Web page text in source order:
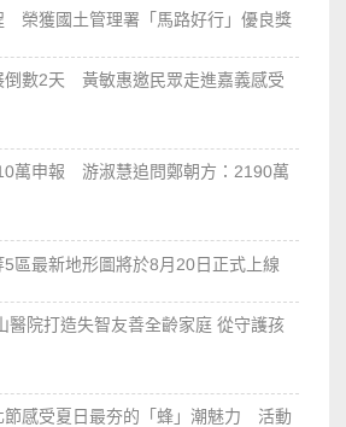
榮獲國土管理署「馬路好行」優良獎
倒數2天 黃敏惠邀民眾走進嘉義感受
萬申報 游淑慧追問鄭朝方：2190萬
區最新地形圖將於8月20日正式上線
醫院打造失智友善全齡家庭 從守護孩
節感受夏日最夯的「蜂」潮魅力 活動